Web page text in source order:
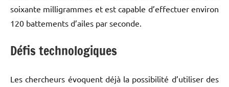
soixante milligrammes et est capable d’effectuer environ
120 battements d’ailes par seconde.
Défis technologiques
Les chercheurs évoquent déjà la possibilité d’utiliser des